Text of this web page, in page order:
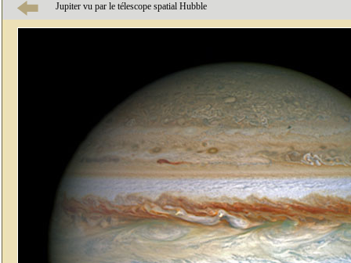
Jupiter vu par le télescope spatial Hubble